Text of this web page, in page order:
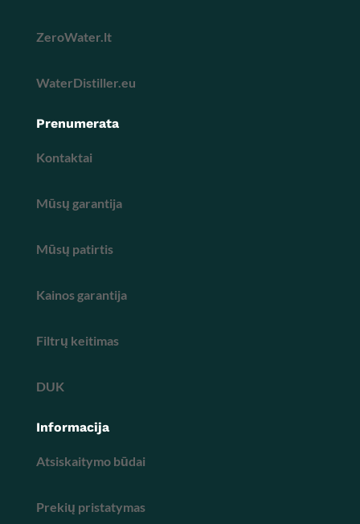
ZeroWater.lt
WaterDistiller.eu
Prenumerata
Kontaktai
Mūsų garantija
Mūsų patirtis
Kainos garantija
Filtrų keitimas
DUK
Informacija
Atsiskaitymo būdai
Prekių pristatymas